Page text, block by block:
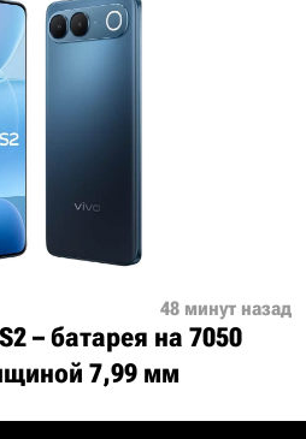
48 минут назад
– батарея на 7050
7,99 мм